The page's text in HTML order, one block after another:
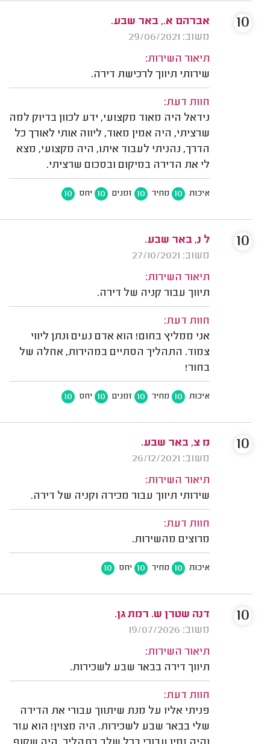
אברהם א., באר שבע.
משוב: 29/06/2021
תיאור השירות:
שירותי תיווך לרכישת דירה.
חוות דעת:
נידאל היה מאוד מקצועי, ידע לכוון בדיוק למה
שרציתי, היה אמין מאוד, ליווה אותי לאורך כל
הדרך, נהניתי לעבוד איתו, היה מקצועי, מצא
לי את הדירה במיקום ובסכום שרציתי.
איכות 10 מחיר 10 זמנים 10 יחס 10
10
ל נ, באר שבע.
משוב: 27/10/2021
תיאור השירות:
תיווך עבור קניה של דירה.
חוות דעת:
אני ממליץ בחום! הוא אדם נעים ונתן ליווי
צמוד. התהליך הסתיים במהירות, אחלה של
בחור!
איכות 10 מחיר 10 זמנים 10 יחס 10
10
מ צ, באר שבע.
משוב: 26/12/2021
תיאור השירות:
שירותי תיווך עבור מכירה וקניה של דירה.
חוות דעת:
מרוצים מהשירות.
איכות 10 מחיר 10 יחס 10
10
דנה שטרן ש. רמת גן.
משוב: 19/07/2026
תיאור השירות:
תיווך דירה בבאר שבע לשכירות.
חוות דעת:
פניתי אליו על מנת שיתווך עבורי את הדירה
שלי בבאר שבע לשכירות. היה מצוין! הוא עזר
10